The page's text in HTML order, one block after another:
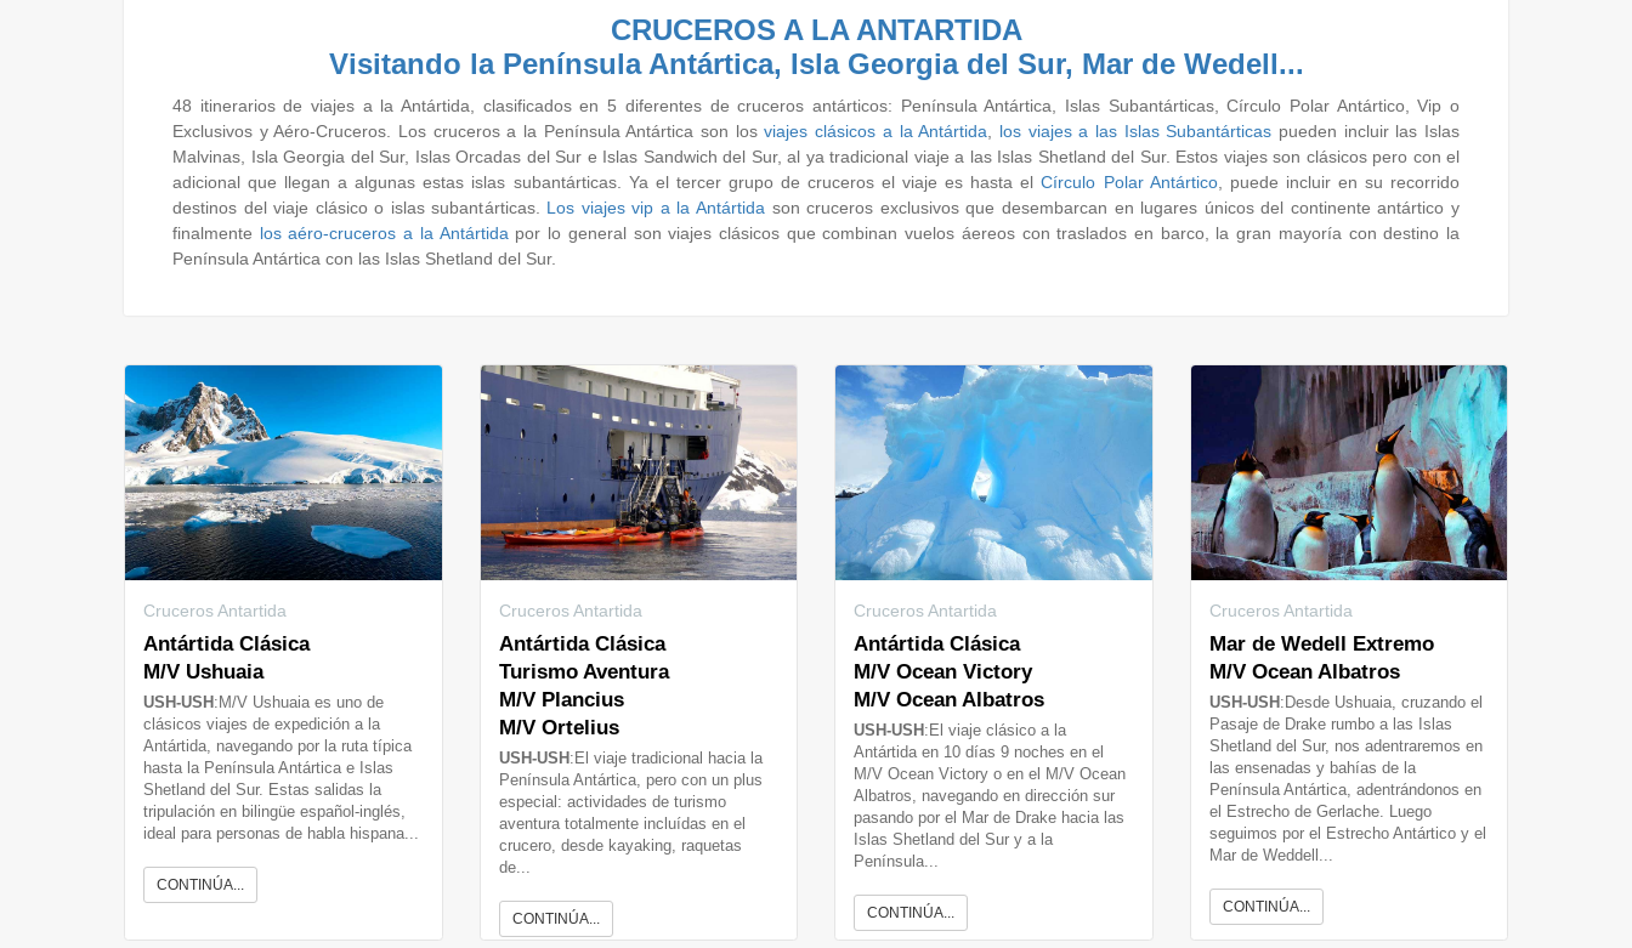
CRUCEROS A LA ANTARTIDA
Visitando la Península Antártica, Isla Georgia del Sur, Mar de Wedell...
48 itinerarios de viajes a la Antártida, clasificados en 5 diferentes de cruceros antárticos: Península Antártica, Islas Subantárticas, Círculo Polar Antártico, Vip o
Exclusivos y Aéro-Cruceros. Los cruceros a la Península Antártica son losviajes clásicos a la Antártida los viajes a las Islas Subantárticas pueden incluir las Islas
Malvinas, Isla Georgia del Sur, Islas Orcadas del Sur e Islas Sandwich del Sur, al ya tradicional viaje a las Islas Shetland del Sur. Estos viajes son clásicos pero con el
adicional que llegan a algunas estas islas subantárticas. Ya el tercer grupo de cruceros el viaje es hasta elCírculo Polar Antártico, puede incluir en su recorrido
destinos del viaje clásico o islas subantárticas. Los viajes vip a la Antártida son cruceros exclusivos que desembarcan en lugares únicos del continente antártico y
finalmente los aéro-cruceros a la Antártida por lo general son viajes clásicos que combinan vuelos áereos con traslados en barco, la gran mayoría con destino la
Península Antártica con las Islas Shetland del Sur.
Cruceros Antartida
Antártida Clásica
M/V Ushuaia
USH-USH :M/V Ushuaia es uno de
clásicos viajes de expedición a la
Antártida, navegando por la ruta típica
hasta la Península Antártica e Islas
Shetland del Sur. Estas salidas la
tripulación en bilingüe español-inglés,
ideal para personas de habla hispana...
CONTINÚA...
Cruceros Antartida
Antártida Clásica
Turismo Aventura
M/V Plancius
M/V Ortelius
USH-USH :El viaje tradicional hacia la
Península Antártica, pero con un plus
especial: actividades de turismo
aventura totalmente incluídas en el
crucero, desde kayaking, raquetas
de...
CONTINÚA...
Cruceros Antartida
Antártida Clásica
M/V Ocean Victory
M/V Ocean Albatros
USH-USH :El viaje clásico a la
Antártida en 10 días 9 noches en el
M/V Ocean Victory o en el M/V Ocean
Albatros, navegando en dirección sur
pasando por el Mar de Drake hacia las
Islas Shetland del Sur y a la
Península...
CONTINÚA...
Cruceros Antartida
Mar de Wedell Extremo
M/V Ocean Albatros
USH-USH :Desde Ushuaia, cruzando el
Pasaje de Drake rumbo a las Islas
Shetland del Sur, nos adentraremos en
las ensenadas y bahías de la
Península Antártica, adentrándonos en
el Estrecho de Gerlache. Luego
seguimos por el Estrecho Antártico y el
Mar de Weddell...
CONTINÚA...